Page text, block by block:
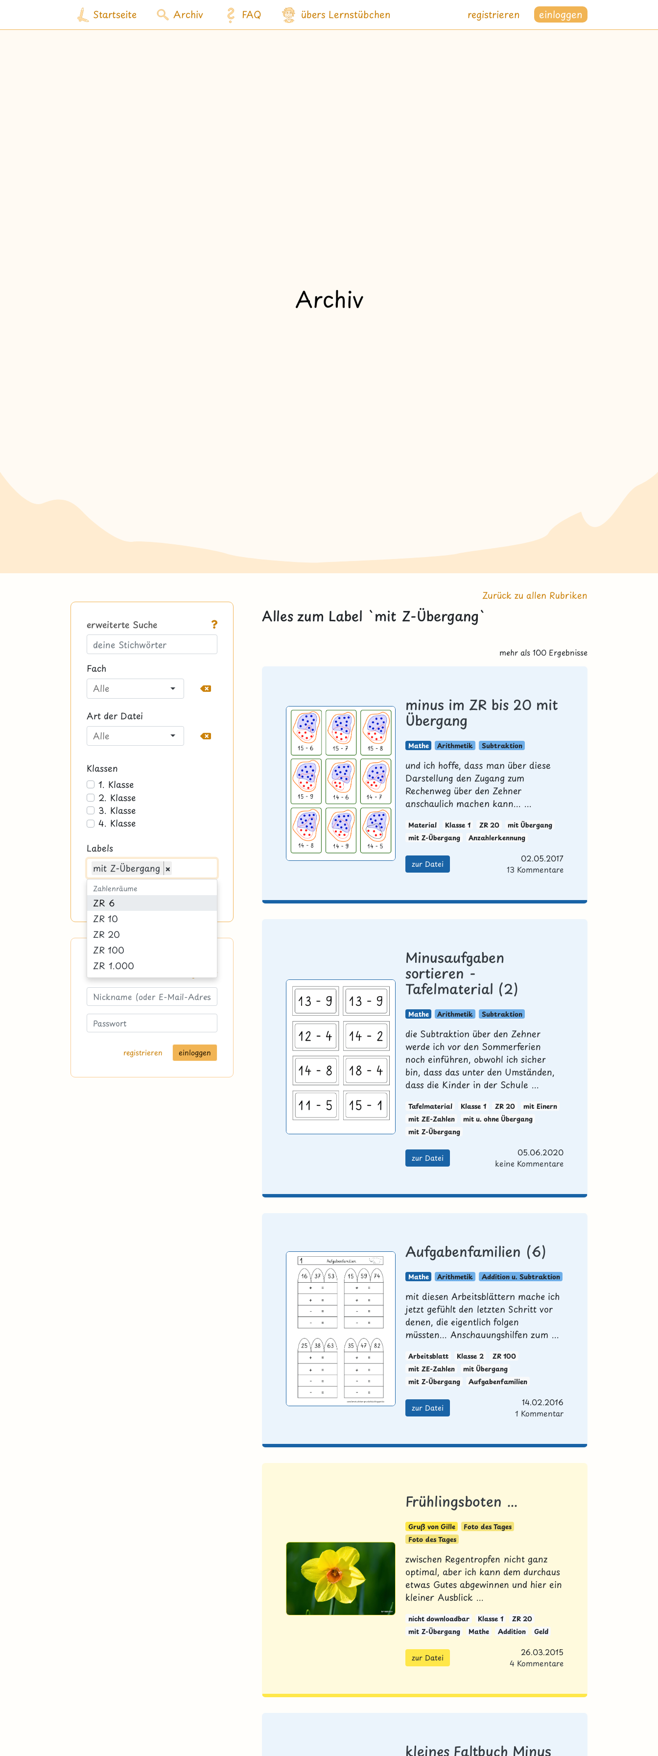
Startseite Archiv FAQ übers Lernstübchen registrieren einloggen
Archiv
Zurück zu allen Rubriken
erweiterte Suche
Fach
Art der Datei
Klassen
1. Klasse
2. Klasse
3. Klasse
4. Klasse
Labels
mit Z-Übergang ×
Zahlenräume
ZR 6
ZR 10
ZR 20
ZR 100
ZR 1.000
ZR 10.000
ZR 100.000
ZR 1.000.000
Zahlen
mit Einern
mit ZE-Zahlen
Logge dich ein
registrieren
Alles zum Label `mit Z-Übergang`
mehr als 100 Ergebnisse
minus im ZR bis 20 mit
Übergang
Mathe Arithmetik Subtraktion
und ich hoffe, dass man über diese
Darstellung den Zugang zum
Rechenweg über den Zehner
anschaulich machen kann... ...
Material Klasse 1 ZR 20
mit Übergang
mit Z-Übergang
Anzahlerkennung
zur Datei
02.05.2017
13 Kommentare
Minusaufgaben
sortieren -
Tafelmaterial (2)
Mathe Arithmetik Subtraktion
die Subtraktion über den Zehner
werde ich vor den Sommerferien
noch einführen, obwohl ich sicher
bin, dass das unter den Umständen,
dass die Kinder in der Schule ...
Tafelmaterial Klasse 1 ZR 20
mit Einern
mit ZE-Zahlen
mit u. ohne Übergang
mit Z-Übergang
zur Datei
05.06.2020
keine Kommentare
Aufgabenfamilien (6)
Mathe Arithmetik Addition u. Subtraktion
mit diesen Arbeitsblättern mache ich
jetzt gefühlt den letzten Schritt vor
denen, die eigentlich folgen
müssten... Anschauungshilfen zum ...
Arbeitsblatt Klasse 2
ZR 100
mit ZE-Zahlen
mit Übergang
mit Z-Übergang
Aufgabenfamilien
zur Datei
14.02.2016
1 Kommentar
Frühlingsboten ...
Gruß von Gille
Foto des Tages
Foto des Tages
zwischen Regentropfen nicht ganz
optimal, aber ich kann dem durchaus
etwas Gutes abgewinnen und hier ein
kleiner Ausblick ...
nicht downloadbar Klasse 1
ZR 20
mit Z-Übergang
Mathe Addition Geld
zur Datei
26.03.2015
4 Kommentare
kleines Faltbuch Minus
wähle Labels